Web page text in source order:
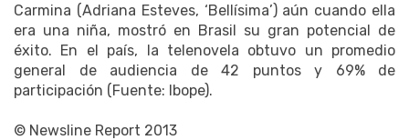
Carmina (Adriana Esteves, ‘Bellísima’) aún cuando ella
era una niña, mostró en Brasil su gran potencial de
éxito. En el país, la telenovela obtuvo un promedio
general de audiencia de 42 puntos y 69% de
participación (Fuente: Ibope).
© Newsline Report 2013